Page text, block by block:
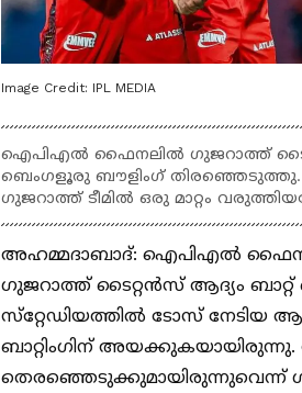
Image Credit: IPL MEDIA
ഐപിഎല്‍ ഫൈനലില്‍ ഗുജറാത്ത്
ബെംഗളൂരു ബൗളിംഗ് തിരഞ്ഞെടുത്തു.
ഗുജറാത്ത് ടീമില്‍ ഒരു മാറ്റം
അഹമ്മദാബാദ്: ഐപിഎല്‍
ഗുജറാത്ത് ടൈറ്റന്‍സ് ആദ്യം ബാറ്റ്
സ്‌റ്റേഡിയത്തില്‍ ടോസ് നേടിയ
ബാറ്റിംഗിന് അയക്കുകയായിരുന്നു.
തെരഞ്ഞെടുക്കുമായിരുന്നുവെന്ന്